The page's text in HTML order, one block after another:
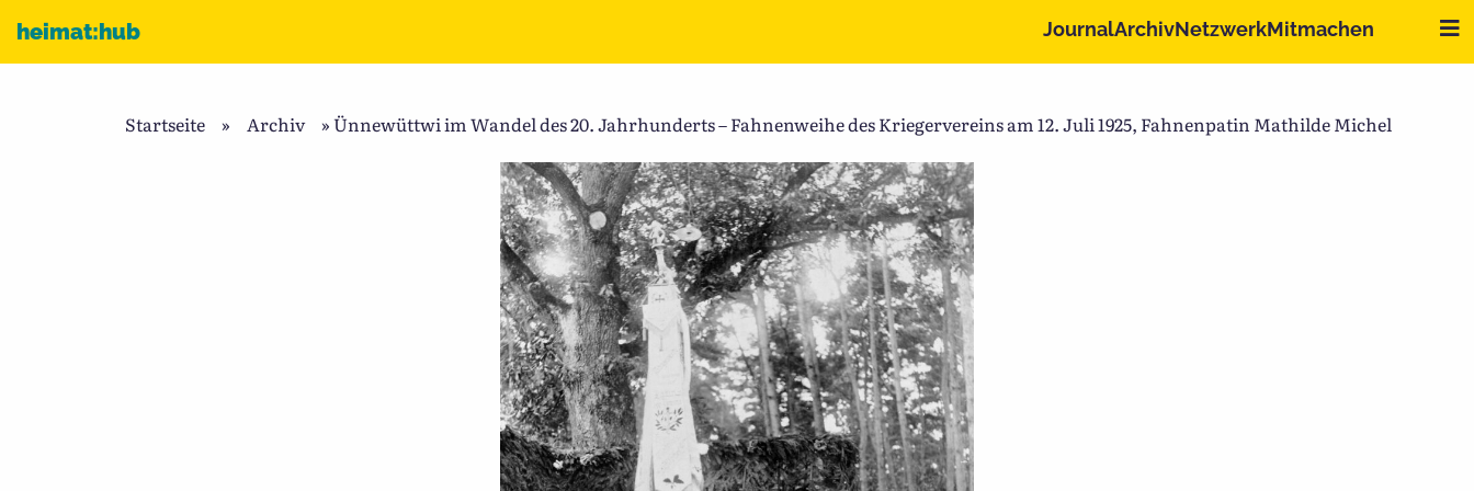
heimat:hub JournalArchivNetzwerkMitmachen
Startseite » Archiv »Ünnewüttwi im Wandel des 20. Jahrhunderts – Fahnenweihe des Kriegervereins am 12. Juli 1925, Fahnenpatin Mathilde Michel